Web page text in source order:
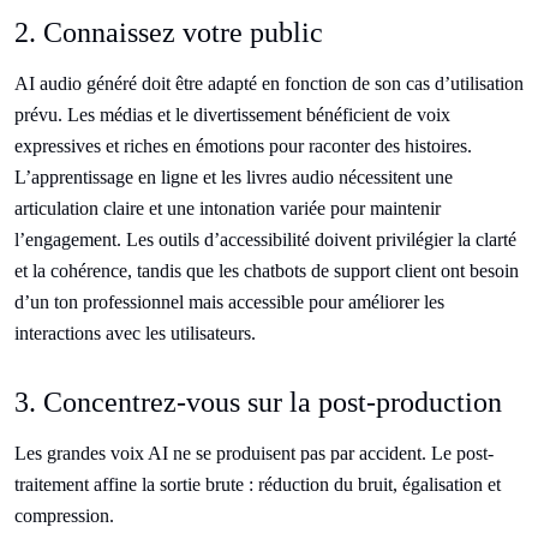
2. Connaissez votre public
AI audio généré doit être adapté en fonction de son cas d’utilisation
prévu. Les médias et le divertissement bénéficient de voix
expressives et riches en émotions pour raconter des histoires.
L’apprentissage en ligne et les livres audio nécessitent une
articulation claire et une intonation variée pour maintenir
l’engagement. Les outils d’accessibilité doivent privilégier la clarté
et la cohérence, tandis que les chatbots de support client ont besoin
d’un ton professionnel mais accessible pour améliorer les
interactions avec les utilisateurs.
3. Concentrez-vous sur la post-production
Les grandes voix AI ne se produisent pas par accident. Le post-
traitement affine la sortie brute : réduction du bruit, égalisation et
compression.